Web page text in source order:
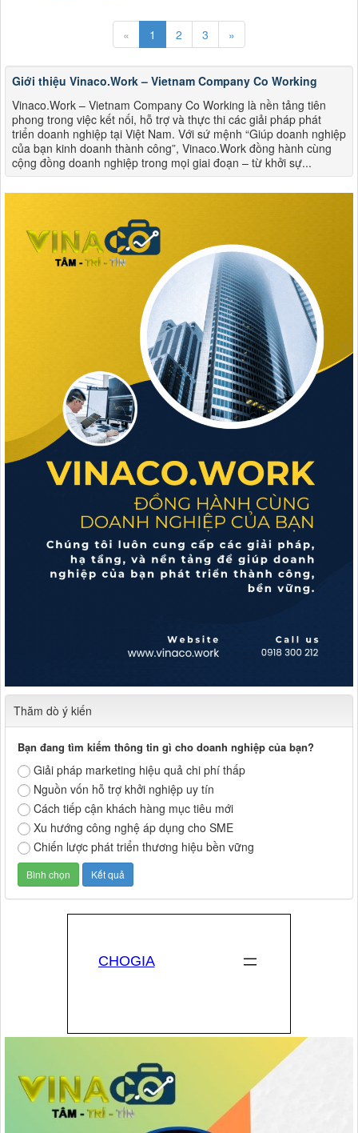
« 1 2 3 »
Giới thiệu Vinaco.Work – Vietnam Company Co Working
Vinaco.Work – Vietnam Company Co Working là nền tảng tiên
phong trong việc kết nối, hỗ trợ và thực thi các giải pháp phát
triển doanh nghiệp tại Việt Nam. Với sứ mệnh “Giúp doanh nghiệp
của bạn kinh doanh thành công”, Vinaco.Work đồng hành cùng
cộng đồng doanh nghiệp trong mọi giai đoạn – từ khởi sự...
Thăm dò ý kiến
Bạn đang tìm kiếm thông tin gì cho doanh nghiệp của bạn?
Giải pháp marketing hiệu quả chi phí thấp
Nguồn vốn hỗ trợ khởi nghiệp uy tín
Cách tiếp cận khách hàng mục tiêu mới
Xu hướng công nghệ áp dụng cho SME
Chiến lược phát triển thương hiệu bền vững